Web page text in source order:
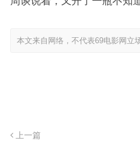
本文来自网络，不代表69电影网立
上一篇